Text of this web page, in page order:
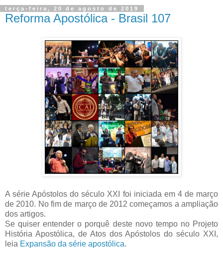
terça-feira, 20 de agosto de 2019
Reforma Apostólica - Brasil 107
A série Apóstolos do século XXI foi iniciada em 4 de março
de 2010. No fim de março de 2012 começamos a ampliação
dos artigos.
Se quiser entender o porquê deste novo tempo no Projeto
História Apostólica, de Atos dos Apóstolos do século XXI,
leia Expansão da série apostólica.